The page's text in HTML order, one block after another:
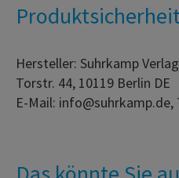
Hersteller: Suhrkamp
Torstr. 44, 10119 Berlin DE
E-Mail: